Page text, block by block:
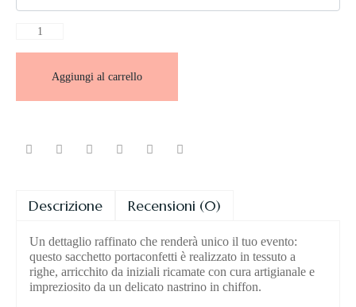
Aggiungi al carrello
Descrizione Recensioni (0)
Un dettaglio raffinato che renderà unico il tuo evento:
questo sacchetto portaconfetti è realizzato in tessuto a
righe, arricchito da iniziali ricamate con cura artigianale e
impreziosito da un delicato nastrino in chiffon.